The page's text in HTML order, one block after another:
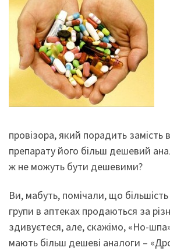
провізора, який порадить замість
препарату його більш дешевий
ж не можуть бути дешевими?
Ви, мабуть, помічали, що більшість
групи в аптеках продаються за
здивуєтеся, але, скажімо, «Но-
мають більш дешеві аналоги –